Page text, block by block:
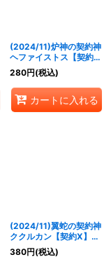
(2024/11)炉神の契約神
ヘファイストス【契約
X】{BSC44-CX05}
《青》
280円(税込)
カートに入れる
(2024/11)翼蛇の契約神
ククルカン【契約X】
{BSC44-CX01}《紫》
380円(税込)